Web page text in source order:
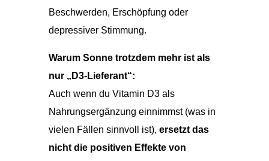
Beschwerden, Erschöpfung oder
depressiver Stimmung.
Warum Sonne trotzdem mehr ist als
nur „D3-Lieferant“:
Auch wenn du Vitamin D3 als
Nahrungsergänzung einnimmst (was in
vielen Fällen sinnvoll ist), ersetzt das
nicht die positiven Effekte von